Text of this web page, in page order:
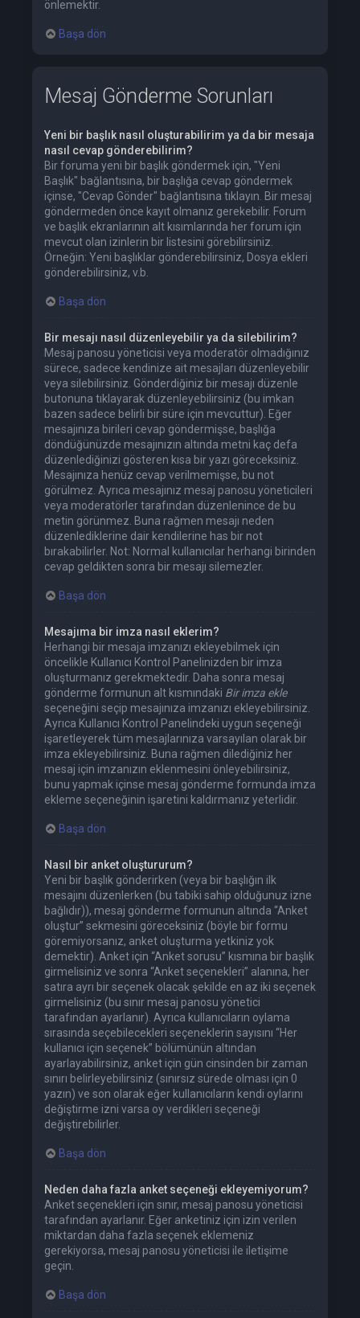
önlemektir.
Başa dön
Mesaj Gönderme Sorunları
Yeni bir başlık nasıl oluşturabilirim ya da bir mesaja
nasıl cevap gönderebilirim?
Bir foruma yeni bir başlık göndermek için, "Yeni
Başlık" bağlantısına, bir başlığa cevap göndermek
içinse, "Cevap Gönder" bağlantısına tıklayın. Bir mesaj
göndermeden önce kayıt olmanız gerekebilir. Forum
ve başlık ekranlarının alt kısımlarında her forum için
mevcut olan izinlerin bir listesini görebilirsiniz.
Örneğin: Yeni başlıklar gönderebilirsiniz, Dosya ekleri
gönderebilirsiniz, v.b.
Başa dön
Bir mesajı nasıl düzenleyebilir ya da silebilirim?
Mesaj panosu yöneticisi veya moderatör olmadığınız
sürece, sadece kendinize ait mesajları düzenleyebilir
veya silebilirsiniz. Gönderdiğiniz bir mesajı düzenle
butonuna tıklayarak düzenleyebilirsiniz (bu imkan
bazen sadece belirli bir süre için mevcuttur). Eğer
mesajınıza birileri cevap göndermişse, başlığa
döndüğünüzde mesajınızın altında metni kaç defa
düzenlediğinizi gösteren kısa bir yazı göreceksiniz.
Mesajınıza henüz cevap verilmemişse, bu not
görülmez. Ayrıca mesajınız mesaj panosu yöneticileri
veya moderatörler tarafından düzenlenince de bu
metin görünmez. Buna rağmen mesajı neden
düzenlediklerine dair kendilerine has bir not
bırakabilirler. Not: Normal kullanıcılar herhangi birinden
cevap geldikten sonra bir mesajı silemezler.
Başa dön
Mesajıma bir imza nasıl eklerim?
Herhangi bir mesaja imzanızı ekleyebilmek için
öncelikle Kullanıcı Kontrol Panelinizden bir imza
oluşturmanız gerekmektedir. Daha sonra mesaj
gönderme formunun alt kısmındaki Bir imza ekle
seçeneğini seçip mesajınıza imzanızı ekleyebilirsiniz.
Ayrıca Kullanıcı Kontrol Panelindeki uygun seçeneği
işaretleyerek tüm mesajlarınıza varsayılan olarak bir
imza ekleyebilirsiniz. Buna rağmen dilediğiniz her
mesaj için imzanızın eklenmesini önleyebilirsiniz,
bunu yapmak içinse mesaj gönderme formunda imza
ekleme seçeneğinin işaretini kaldırmanız yeterlidir.
Başa dön
Nasıl bir anket oluştururum?
Yeni bir başlık gönderirken (veya bir başlığın ilk
mesajını düzenlerken (bu tabiki sahip olduğunuz izne
bağlıdır)), mesaj gönderme formunun altında “Anket
oluştur” sekmesini göreceksiniz (böyle bir formu
göremiyorsanız, anket oluşturma yetkiniz yok
demektir). Anket için “Anket sorusu” kısmına bir başlık
girmelisiniz ve sonra “Anket seçenekleri” alanına, her
satıra ayrı bir seçenek olacak şekilde en az iki seçenek
girmelisiniz (bu sınır mesaj panosu yönetici
tarafından ayarlanır). Ayrıca kullanıcıların oylama
sırasında seçebilecekleri seçeneklerin sayısını “Her
kullanıcı için seçenek” bölümünün altından
ayarlayabilirsiniz, anket için gün cinsinden bir zaman
sınırı belirleyebilirsiniz (sınırsız sürede olması için 0
yazın) ve son olarak eğer kullanıcıların kendi oylarını
değiştirme izni varsa oy verdikleri seçeneği
değiştirebilirler.
Başa dön
Neden daha fazla anket seçeneği ekleyemiyorum?
Anket seçenekleri için sınır, mesaj panosu yöneticisi
tarafından ayarlanır. Eğer anketiniz için izin verilen
miktardan daha fazla seçenek eklemeniz
gerekiyorsa, mesaj panosu yöneticisi ile iletişime
geçin.
Başa dön